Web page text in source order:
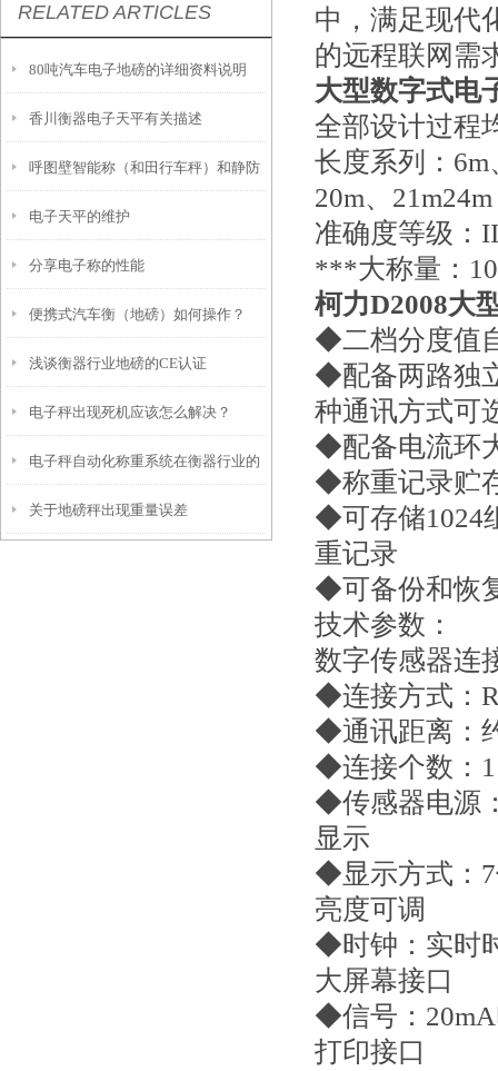
RELATED ARTICLES
80吨汽车电子地磅的详细资料说明
香川衡器电子天平有关描述
呼图壁智能称（和田行车秤）和静防
水叉车秤）英吉沙3T地磅维修
电子天平的维护
分享电子称的性能
便携式汽车衡（地磅）如何操作？
浅谈衡器行业地磅的CE认证
电子秤出现死机应该怎么解决？
电子秤自动化称重系统在衡器行业的
应用
关于地磅秤出现重量误差
中，满足现代
的远程联网需
大型数字式电
全部设计过程
长度系列：6m
20m、21m24m
准确度等级：
***大称量：
柯力D2008大
◆二档分度值
◆配备两路独
种通讯方式可
◆配备电流环
◆称重记录贮
◆可存储1024
重记录
◆可备份和恢
技术参数：
数字传感
◆连接方式：
◆通讯距离：
◆连接个数：
◆传感器电源
显示
◆显示方式：7
亮度可调
◆时钟：实时
大屏幕接口
◆信号：20mA
打印接口